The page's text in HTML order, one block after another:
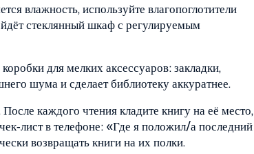
влажность, используйте влагопоглотители
стеклянный шкаф с регулируемым
для мелких аксессуаров: закладки,
шума и сделает библиотеку аккуратнее.
каждого чтения кладите книгу на её место,
в телефоне: «Где я положил/а последний
возвращать книги на их полки.